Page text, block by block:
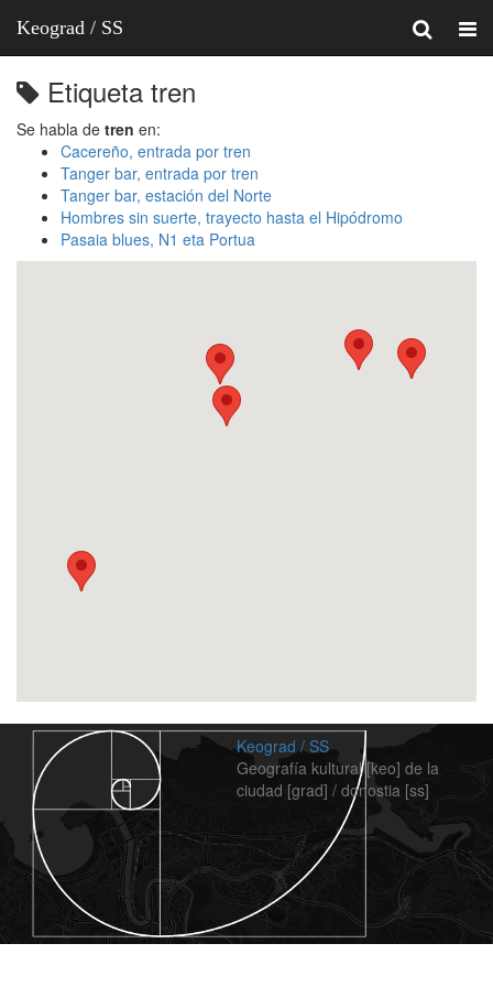
Keograd / SS
Etiqueta tren
Se habla de tren en:
Cacereño, entrada por tren
Tanger bar, entrada por tren
Tanger bar, estación del Norte
Hombres sin suerte, trayecto hasta el Hipódromo
Pasaia blues, N1 eta Portua
Keograd / SS
Geografía kultural [keo] de la
ciudad [grad] / donostia [ss]